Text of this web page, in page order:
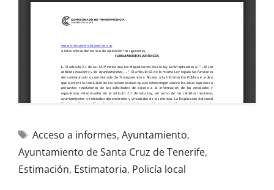
Acceso a informes, Ayuntamiento,
Ayuntamiento de Santa Cruz de Tenerife,
Estimación, Estimatoria, Policía local